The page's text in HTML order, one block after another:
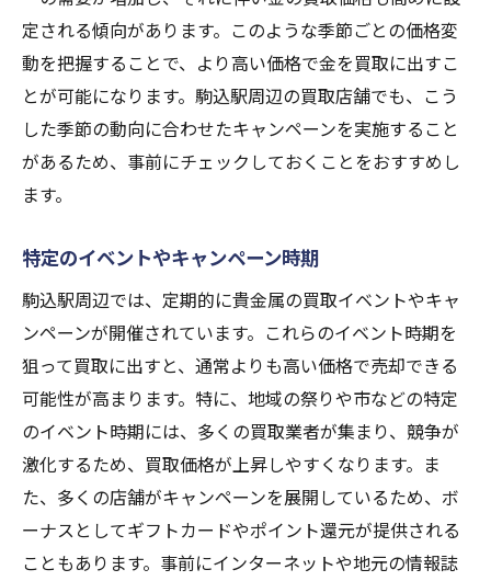
定される傾向があります。このような季節ごとの価格変
動を把握することで、より高い価格で金を買取に出すこ
とが可能になります。駒込駅周辺の買取店舗でも、こう
した季節の動向に合わせたキャンペーンを実施すること
があるため、事前にチェックしておくことをおすすめし
ます。
特定のイベントやキャンペーン時期
駒込駅周辺では、定期的に貴金属の買取イベントやキャ
ンペーンが開催されています。これらのイベント時期を
狙って買取に出すと、通常よりも高い価格で売却できる
可能性が高まります。特に、地域の祭りや市などの特定
のイベント時期には、多くの買取業者が集まり、競争が
激化するため、買取価格が上昇しやすくなります。ま
た、多くの店舗がキャンペーンを展開しているため、ボ
ーナスとしてギフトカードやポイント還元が提供される
こともあります。事前にインターネットや地元の情報誌